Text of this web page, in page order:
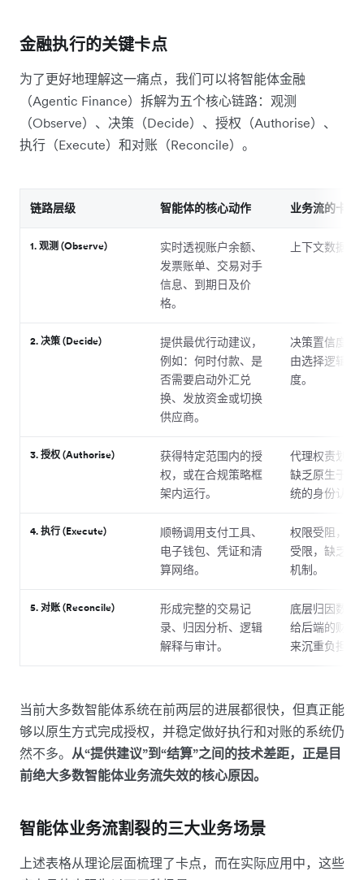
金融执行的关键卡点
为了更好地理解这一痛点，我们可以将智能体金融
（Agentic Finance）拆解为五个核心链路：观测
（Observe）、决策（Decide）、授权（Authorise）、
执行（Execute）和对账（Reconcile）。
链路层级 智能体的核心动作 业务流的卡点
1. 观测 (Observe)
实时透视账户余额、
发票账单、交易对手
信息、到期日及价
格。
上下文数据碎
2. 决策 (Decide)
提供最优行动建议，
例如：何时付款、是
否需要启动外汇兑
换、发放资金或切换
供应商。
决策置信度不
由选择逻辑缺
度。
3. 授权 (Authorise)
获得特定范围内的授
权，或在合规策略框
架内运行。
代理权责划分
缺乏原生于智
统的身份认证
4. 执行 (Execute)
顺畅调用支付工具、
电子钱包、凭证和清
算网络。
权限受阻，资
受限，缺乏容
机制。
5. 对账 (Reconcile)
形成完整的交易记
录、归因分析、逻辑
解释与审计。
底层归因数据
给后端的财务
来沉重负担。
当前大多数智能体系统在前两层的进展都很快，但真正能
够以原生方式完成授权，并稳定做好执行和对账的系统仍
然不多。 从“提供建议”到“结算”之间的技术差距，正是目
前绝大多数智能体业务流失效的核心原因。
智能体业务流割裂的三大业务场景
上述表格从理论层面梳理了卡点，而在实际应用中，这些